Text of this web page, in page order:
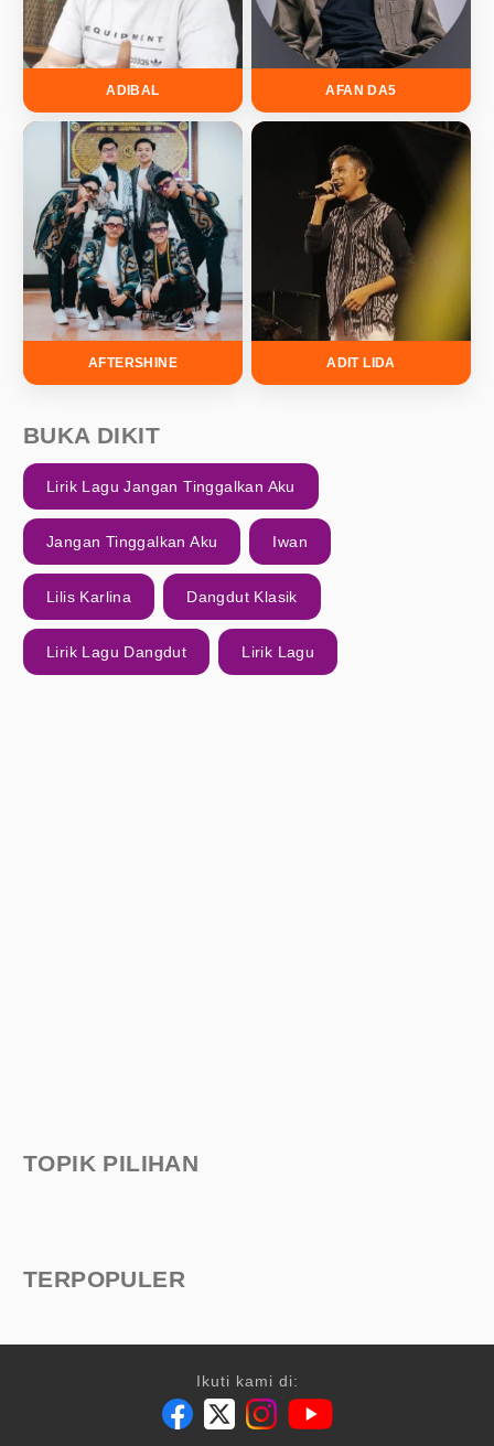
ADIBAL AFAN DA5
AFTERSHINE ADIT LIDA
BUKA DIKIT
Lirik Lagu Jangan Tinggalkan Aku
Jangan Tinggalkan Aku Iwan
Lilis Karlina Dangdut Klasik
Lirik Lagu Dangdut Lirik Lagu
TOPIK PILIHAN
TERPOPULER
Ikuti kami di: